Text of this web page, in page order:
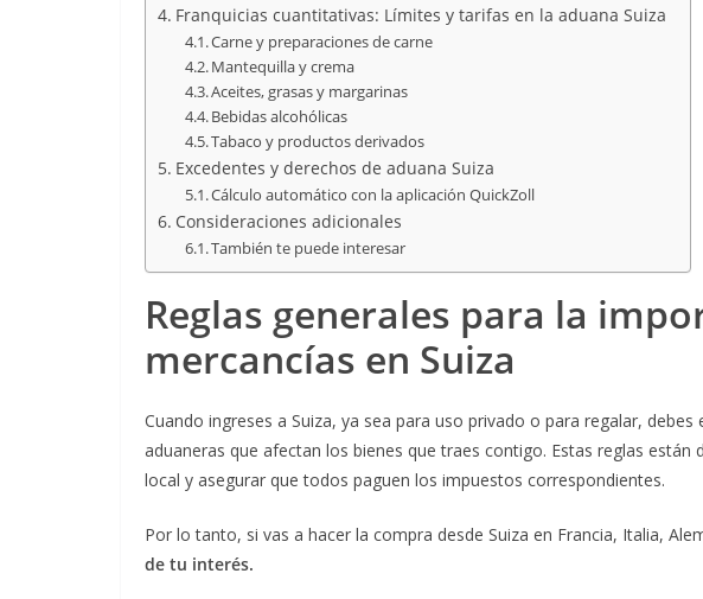
Franquicias cuantitativas: Límites y tarifas en la aduana Suiza
Carne y preparaciones de carne
Mantequilla y crema
Aceites, grasas y margarinas
Bebidas alcohólicas
Tabaco y productos derivados
Excedentes y derechos de aduana Suiza
Cálculo automático con la aplicación QuickZoll
Consideraciones adicionales
También te puede interesar
Reglas generales para la
mercancías en Suiza
Cuando ingreses a Suiza, ya sea para uso privado o para regalar,
aduaneras que afectan los bienes que traes contigo. Estas reglas están
local y asegurar que todos paguen los impuestos correspondientes.
Por lo tanto, si vas a hacer la compra desde Suiza en Francia, Italia,
de tu interés.